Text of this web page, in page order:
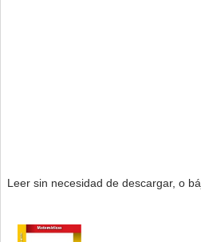
Leer sin necesidad de descargar, o